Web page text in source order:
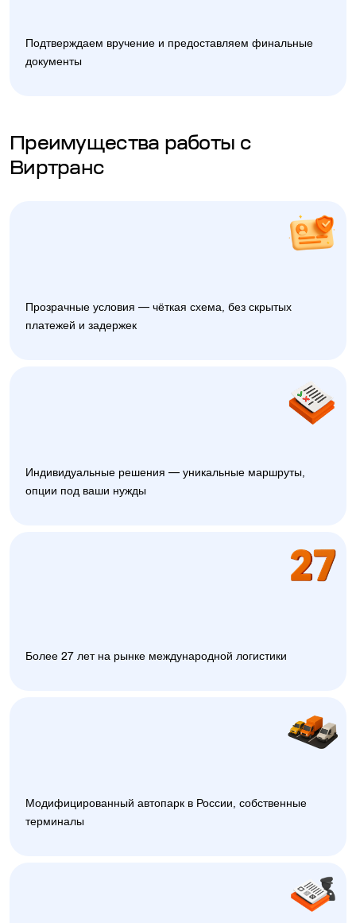
Подтверждаем вручение и предоставляем финальные
документы
Преимущества работы с
Виртранс
Прозрачные условия — чёткая схема, без скрытых
платежей и задержек
Индивидуальные решения — уникальные маршруты,
опции под ваши нужды
Более 27 лет на рынке международной логистики
Модифицированный автопарк в России, собственные
терминалы